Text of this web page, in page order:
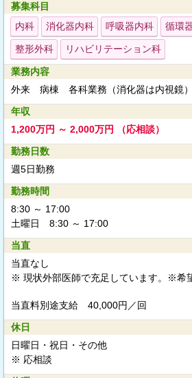
募集科目
内科
消化器内科 呼吸器内科 循環
整形外科 リハビリテーション科
業務内容
外来 病棟 各科業務（消化器は内視鏡）
年収
1,200万円 ～ 2,000万円 （応相談）
勤務日数
週5日勤務
勤務時間
8:30 ～ 17:00
土曜日 8:30 ～ 17:00
当直
当直なし
※ 現状外部医師で充足しています。※希
当直料別途支給
40,000円／回
休日
日曜日・祝日・その他
※ 応相談